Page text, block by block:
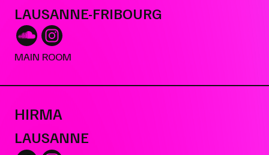
LAUSANNE-FRIBOURG
MAIN ROOM
HIRMA
LAUSANNE